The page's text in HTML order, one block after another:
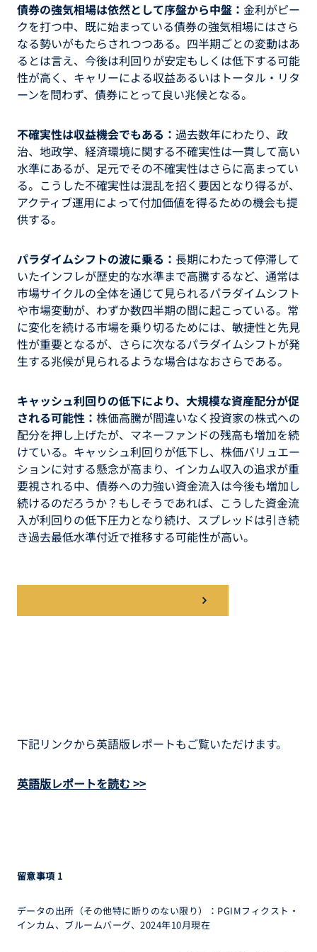
債券の強気相場は依然として序盤から中盤： 金利がピー
クを打つ中、既に始まっている債券の強気相場にはさら
なる勢いがもたらされつつある。四半期ごとの変動はあ
るとは言え、今後は利回りが安定もしくは低下する可能
性が高く、キャリーによる収益あるいはトータル・リタ
ーンを問わず、債券にとって良い兆候となる。
不確実性は収益機会でもある： 過去数年にわたり、政
治、地政学、経済環境に関する不確実性は一貫して高い
水準にあるが、足元でその不確実性はさらに高まってい
る。こうした不確実性は混乱を招く要因となり得るが、
アクティブ運用によって付加価値を得るための機会も提
供する。
パラダイムシフトの波に乗る： 長期にわたって停滞して
いたインフレが歴史的な水準まで高騰するなど、通常は
市場サイクルの全体を通じて見られるパラダイムシフト
や市場変動が、わずか数四半期の間に起こっている。常
に変化を続ける市場を乗り切るためには、敏捷性と先見
性が重要となるが、さらに次なるパラダイムシフトが発
生する兆候が見られるような場合はなおさらである。
キャッシュ利回りの低下により、大規模な資産配分が促
される可能性： 株価高騰が間違いなく投資家の株式への
配分を押し上げたが、マネーファンドの残高も増加を続
けている。キャッシュ利回りが低下し、株価バリュエー
ションに対する懸念が高まり、インカム収入の追求が重
要視される中、債券への力強い資金流入は今後も増加し
続けるのだろうか？もしそうであれば、こうした資金流
入が利回りの低下圧力となり続け、スプレッドは引き続
き過去最低水準付近で推移する可能性が高い。
下記リンクから英語版レポートもご覧いただけます。
英語版レポートを読む >>
留意事項 1
データの出所（その他特に断りのない限り）：PGIMフィクスト・
インカム、ブルームバーグ、2024年10月現在